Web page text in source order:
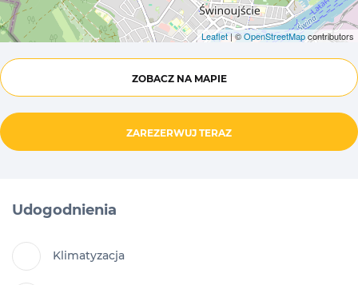
Leaflet| ©OpenStreetMapcontributors
ZOBACZ NA MAPIE
ZAREZERWUJ TERAZ
Udogodnienia
Klimatyzacja